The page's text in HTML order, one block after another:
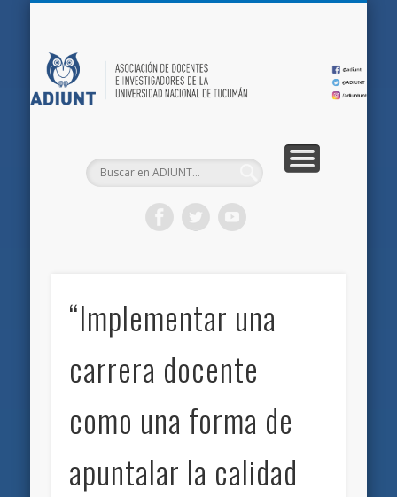
“Implementar una
carrera docente
como una forma de
apuntalar la calidad